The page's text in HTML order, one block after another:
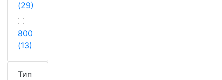
(29)
800
(13)
Тип